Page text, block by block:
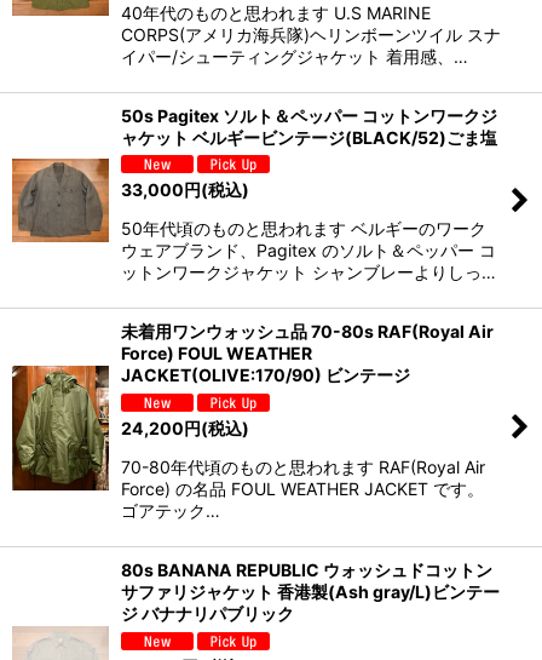
40年代のものと思われます U.S MARINE
CORPS(アメリカ海兵隊)ヘリンボーンツイル スナ
イパー/シューティングジャケット 着用感、…
50s Pagitex ソルト＆ペッパー コットンワークジ
ャケット ベルギービンテージ(BLACK/52)ごま塩
33,000円(税込)
50年代頃のものと思われます ベルギーのワーク
ウェアブランド、Pagitex のソルト＆ペッパー コ
ットンワークジャケット シャンブレーよりしっ…
未着用ワンウォッシュ品 70-80s RAF(Royal Air
Force) FOUL WEATHER
JACKET(OLIVE:170/90) ビンテージ
24,200円(税込)
70-80年代頃のものと思われます RAF(Royal Air
Force) の名品 FOUL WEATHER JACKET です。
ゴアテック…
80s BANANA REPUBLIC ウォッシュドコットン
サファリジャケット 香港製(Ash gray/L)ビンテー
ジ バナナリパブリック